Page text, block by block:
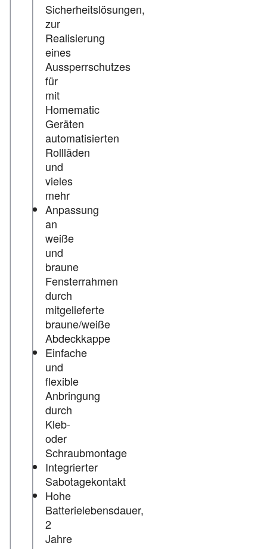
Sicherheitslösungen,
zur
Realisierung
eines
Aussperrschutzes
für
mit
Homematic
Geräten
automatisierten
Rollläden
und
vieles
mehr
Anpassung
an
weiße
und
braune
Fensterrahmen
durch
mitgelieferte
braune/weiße
Abdeckkappe
Einfache
und
flexible
Anbringung
durch
Kleb-
oder
Schraubmontage
Integrierter
Sabotagekontakt
Hohe
Batterielebensdauer,
2
Jahre